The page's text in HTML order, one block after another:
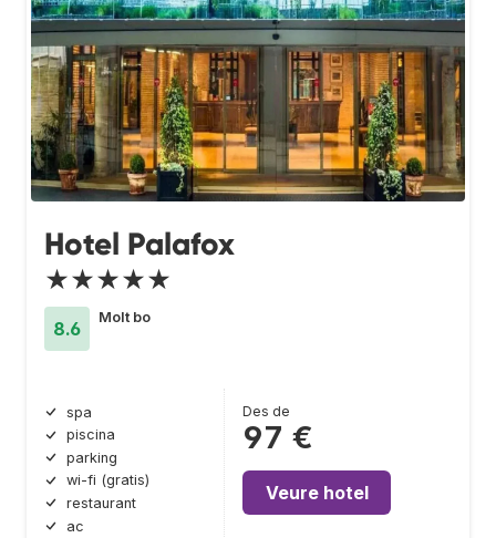
Hotel Palafox
★★★★★
8.6
Molt bo
spa
piscina
parking
wi-fi (gratis)
restaurant
ac
Des de
97 €
Veure hotel